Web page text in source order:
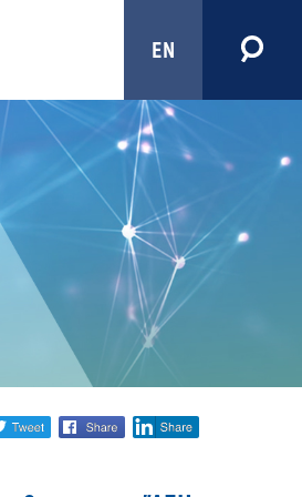
EN
twitter facebook